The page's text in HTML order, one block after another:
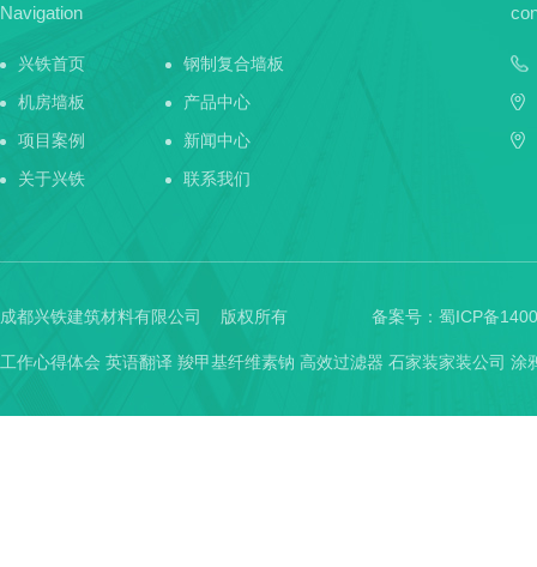
Navigation
兴铁首页
钢制复合墙板
机房墙板
产品中心
项目案例
新闻中心
关于兴铁
联系我们
成都兴铁建筑材料有限公司 版权所有 备案号： 蜀ICP备
工作心得体会 英语翻译 羧甲基纤维素钠 高效过滤器 石家装家装公司 涂